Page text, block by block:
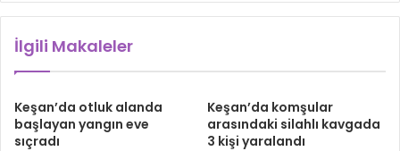
İlgili Makaleler
Keşan’da otluk alanda
başlayan yangın eve
sıçradı
Keşan’da komşular
arasındaki silahlı kavgada
3 kişi yaralandı